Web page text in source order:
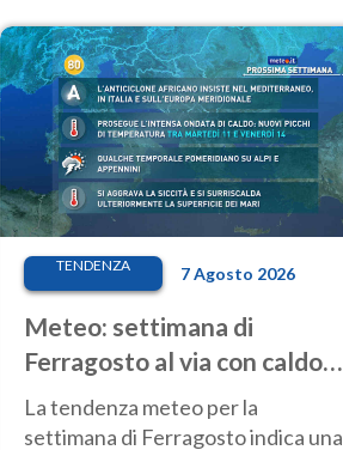
TENDENZA 7 Agosto 2026
Meteo: settimana di
Ferragosto al via con caldo
intenso e qualche temporale
La tendenza meteo per la
settimana di Ferragosto indica una